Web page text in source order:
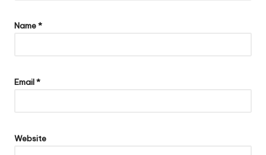
Name*
Email*
Website